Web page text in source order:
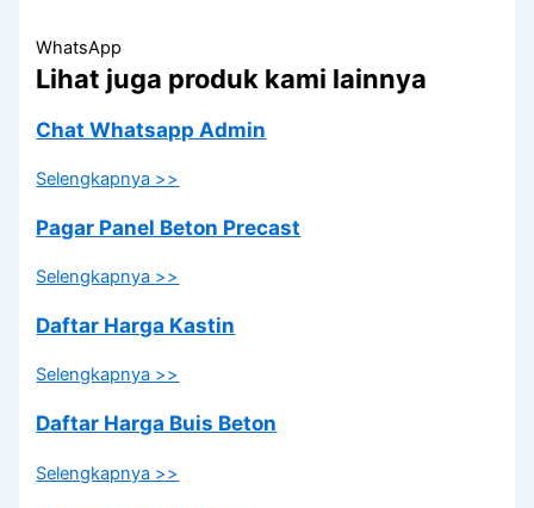
WhatsApp
Lihat juga produk kami lainnya
Chat Whatsapp Admin
Selengkapnya >>
Pagar Panel Beton Precast
Selengkapnya >>
Daftar Harga Kastin
Selengkapnya >>
Daftar Harga Buis Beton
Selengkapnya >>